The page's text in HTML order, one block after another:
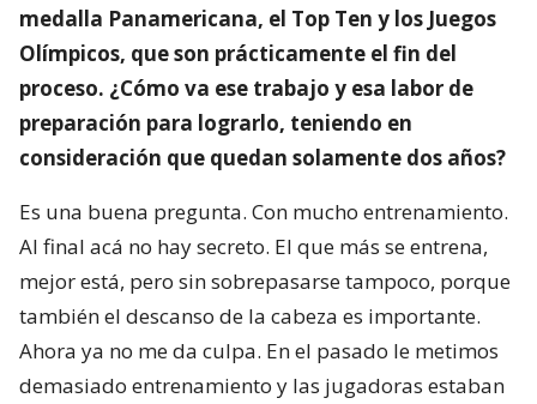
medalla Panamericana, el Top Ten y los Juegos
Olímpicos, que son prácticamente el fin del
proceso. ¿Cómo va ese trabajo y esa labor de
preparación para lograrlo, teniendo en
consideración que quedan solamente dos años?
Es una buena pregunta. Con mucho entrenamiento.
Al final acá no hay secreto. El que más se entrena,
mejor está, pero sin sobrepasarse tampoco, porque
también el descanso de la cabeza es importante.
Ahora ya no me da culpa. En el pasado le metimos
demasiado entrenamiento y las jugadoras estaban